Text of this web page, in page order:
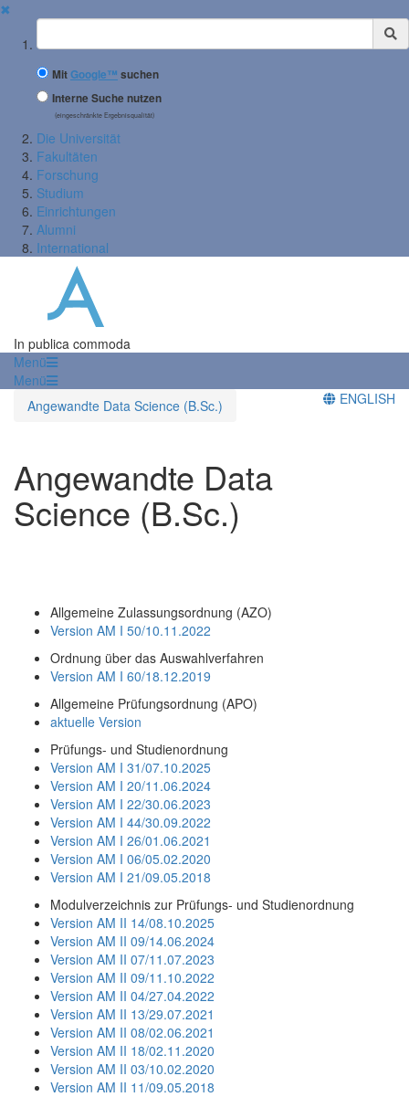
✖
Suchbegriff
MitGoogle™ suchen
Interne Suche nutzen
(eingeschränkte Ergebnisqualität)
Die Universität
Fakultäten
Forschung
Studium
Einrichtungen
Alumni
International
In publica commoda
Menü
Menü
Angewandte Data Science (B.Sc.)
ENGLISH
Angewandte Data
Science (B.Sc.)
Allgemeine Zulassungsordnung (AZO)
Version AM I 50/10.11.2022
Ordnung über das Auswahlverfahren
Version AM I 60/18.12.2019
Allgemeine Prüfungsordnung (APO)
aktuelle Version
Prüfungs- und Studienordnung
Version AM I 31/07.10.2025
Version AM I 20/11.06.2024
Version AM I 22/30.06.2023
Version AM I 44/30.09.2022
Version AM I 26/01.06.2021
Version AM I 06/05.02.2020
Version AM I 21/09.05.2018
Modulverzeichnis zur Prüfungs- und Studienordnung
Version AM II 14/08.10.2025
Version AM II 09/14.06.2024
Version AM II 07/11.07.2023
Version AM II 09/11.10.2022
Version AM II 04/27.04.2022
Version AM II 13/29.07.2021
Version AM II 08/02.06.2021
Version AM II 18/02.11.2020
Version AM II 03/10.02.2020
Version AM II 11/09.05.2018